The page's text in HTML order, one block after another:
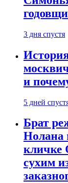
3 дня спустя
и
5 дней
Брат
Нолана
кличке
сухим